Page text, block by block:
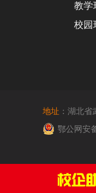
教学
校园
地址 ：湖北
鄂公网安